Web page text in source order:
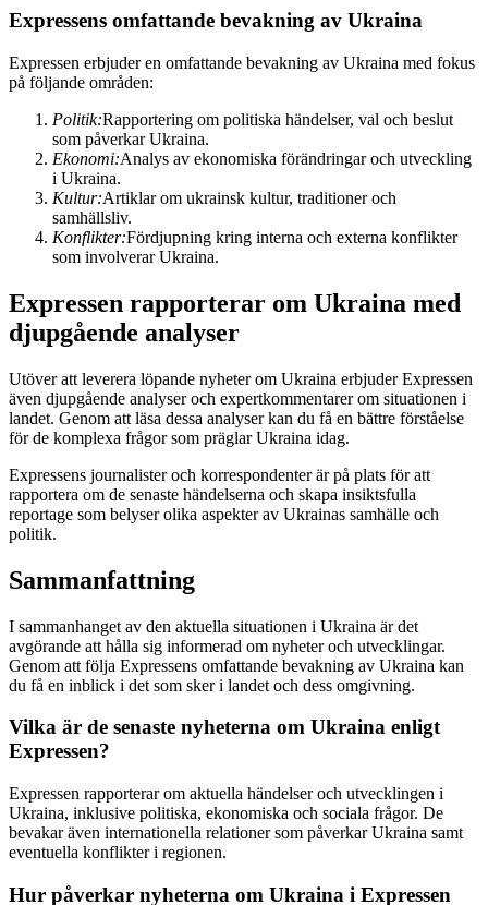
Expressens omfattande bevakning av Ukraina
Expressen erbjuder en omfattande bevakning av Ukraina med fokus
på följande områden:
Politik:Rapportering om politiska händelser, val och beslut
som påverkar Ukraina.
Ekonomi:Analys av ekonomiska förändringar och utveckling
i Ukraina.
Kultur:Artiklar om ukrainsk kultur, traditioner och
samhällsliv.
Konflikter:Fördjupning kring interna och externa konflikter
som involverar Ukraina.
Expressen rapporterar om Ukraina med
djupgående analyser
Utöver att leverera löpande nyheter om Ukraina erbjuder Expressen
även djupgående analyser och expertkommentarer om situationen i
landet. Genom att läsa dessa analyser kan du få en bättre förståelse
för de komplexa frågor som präglar Ukraina idag.
Expressens journalister och korrespondenter är på plats för att
rapportera om de senaste händelserna och skapa insiktsfulla
reportage som belyser olika aspekter av Ukrainas samhälle och
politik.
Sammanfattning
I sammanhanget av den aktuella situationen i Ukraina är det
avgörande att hålla sig informerad om nyheter och utvecklingar.
Genom att följa Expressens omfattande bevakning av Ukraina kan
du få en inblick i det som sker i landet och dess omgivning.
Vilka är de senaste nyheterna om Ukraina enligt
Expressen?
Expressen rapporterar om aktuella händelser och utvecklingen i
Ukraina, inklusive politiska, ekonomiska och sociala frågor. De
bevakar även internationella relationer som påverkar Ukraina samt
eventuella konflikter i regionen.
Hur påverkar nyheterna om Ukraina i Expressen